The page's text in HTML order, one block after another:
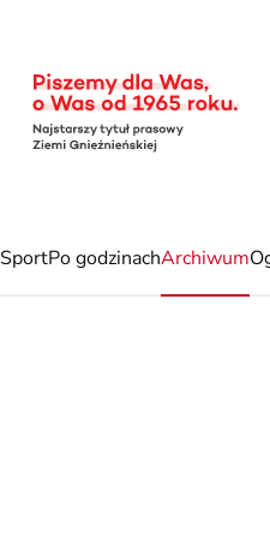
SportPo godzinachArchiwum